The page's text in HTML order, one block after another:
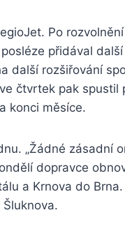
Po
přidával
další rozšiřování
čtvrtek pak spustil
konci měsíce.
„Žádné zásadní
dopravce
a Krnova do